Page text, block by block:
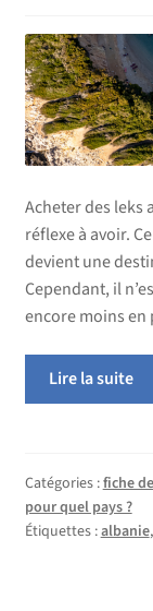
Acheter des leks
réflexe à avoir.
devient une
Cependant, il
encore moins
Lire la suite
Catégories :fiche
pour quel pays ?
Étiquettes :albanie